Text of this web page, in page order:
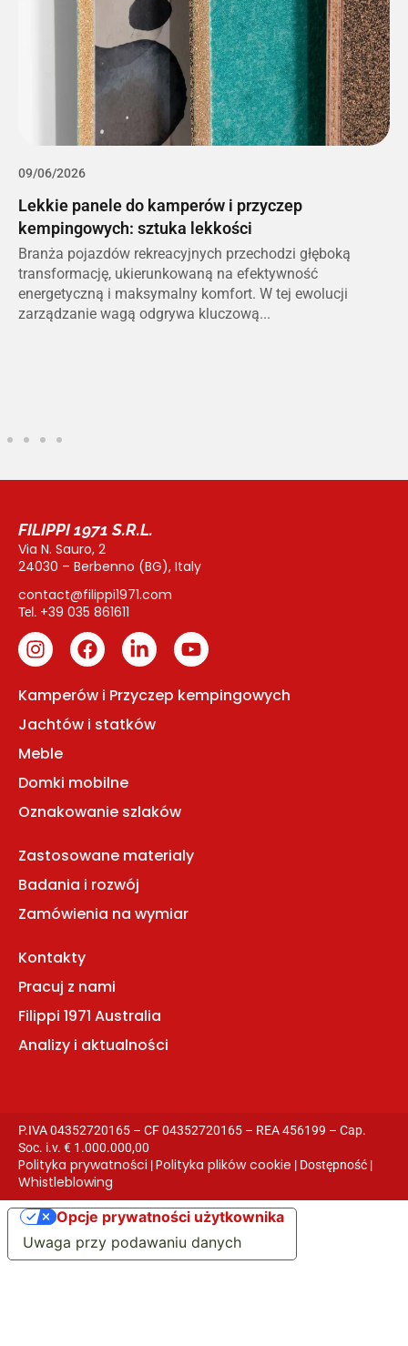
09/06/2026
Lekkie panele do kamperów i przyczep
kempingowych: sztuka lekkości
Branża pojazdów rekreacyjnych przechodzi głęboką
transformację, ukierunkowaną na efektywność
energetyczną i maksymalny komfort. W tej ewolucji
zarządzanie wagą odgrywa kluczową...
FILIPPI 1971 S.R.L.
Via N. Sauro, 2
24030 – Berbenno (BG), Italy
contact@filippi1971.com
Tel. +39 035 861611
Kamperów i Przyczep kempingowych
Jachtów i statków
Meble
Domki mobilne
Oznakowanie szlaków
Zastosowane materialy
Badania i rozwój
Zamówienia na wymiar
Kontakty
Pracuj z nami
Filippi 1971 Australia
Analizy i aktualności
P.IVA 04352720165 – CF 04352720165 – REA 456199 – Cap.
Soc. i.v. € 1.000.000,00
Polityka prywatności |Polityka plików cookie | Dostępność |
Whistleblowing
Uwaga przy podawaniu danych
Opcje prywatności użytkownika